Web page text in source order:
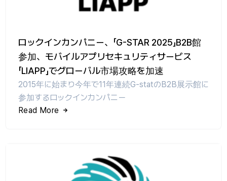
ロックインカンパニー、「G-STAR 2025」B2B館
参加、モバイルアプリセキュリティサービス
「LIAPP」でグローバル市場攻略を加速
2015年に始まり今年で11年連続G-statのB2B展示館に
参加するロックインカンパニー
Read More